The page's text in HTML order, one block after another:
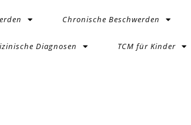
Chronische Beschwerden
Diagnosen TCM für Kinder